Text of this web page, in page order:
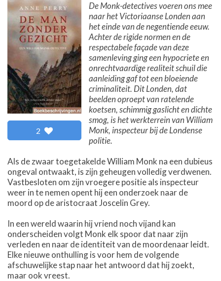
2
De Monk-detectives voeren ons mee
naar het Victoriaanse Londen aan
het einde van de negentiende eeuw.
Achter de rigide normen en de
respectabele façade van deze
samenleving ging een hypocriete en
onrechtvaardige realiteit schuil die
aanleiding gaf tot een bloeiende
criminaliteit. Dit Londen, dat
beelden oproept van ratelende
koetsen, schimmig gaslicht en dichte
smog, is het werkterrein van William
Monk, inspecteur bij de Londense
politie.
Als de zwaar toegetakelde William Monk na een dubieus
ongeval ontwaakt, is zijn geheugen volledig verdwenen.
Vastbesloten om zijn vroegere positie als inspecteur
weer in te nemen opent hij een onderzoek naar de
moord op de aristocraat Joscelin Grey.
In een wereld waarin hij vriend noch vijand kan
onderscheiden volgt Monk elk spoor dat naar zijn
verleden en naar de identiteit van de moordenaar leidt.
Elke nieuwe onthulling is voor hem de volgende
afschuwelijke stap naar het antwoord dat hij zoekt,
maar ook vreest.